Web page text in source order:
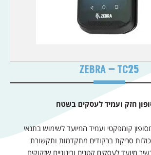
ZEBRA – TC25
קומפקטי ועמיד המיועד לשימוש בתנאי
סריקת ברקודים מתקדמות ותקשורת
מיועד לעסקים קטנים ובינוניים שזקוקים